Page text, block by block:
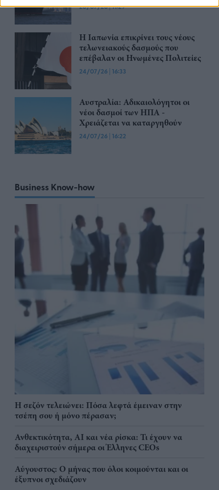
28/07/26|11:29
Η Ιαπωνία επικρίνει τους νέους
τελωνειακούς δασμούς που
επέβαλαν οι Ηνωμένες Πολιτείες
24/07/26 | 16:33
Αυστραλία: Αδικαιολόγητοι οι
νέοι δασμοί των ΗΠΑ -
Χρειάζεται να καταργηθούν
24/07/26 | 16:22
Business Know-how
Η σεζόν τελειώνει: Πόσα λεφτά έμειναν στην
τσέπη σου ή μόνο πέρασαν;
Ανθεκτικότητα, AI και νέα ρίσκα: Τι έχουν να
διαχειριστούν σήμερα οι Έλληνες CEOs
Αύγουστος: Ο μήνας που όλοι κοιμούνται και οι
έξυπνοι σχεδιάζουν